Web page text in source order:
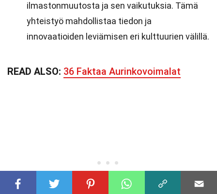
ilmastonmuutosta ja sen vaikutuksia. Tämä
yhteistyö mahdollistaa tiedon ja
innovaatioiden leviämisen eri kulttuurien välillä.
READ ALSO: 36 Faktaa Aurinkovoimalat